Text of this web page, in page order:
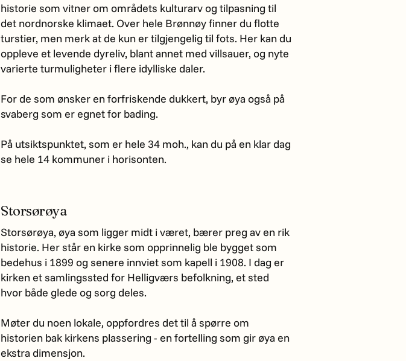
historie som vitner om områdets kulturarv og tilpasning til
det nordnorske klimaet. Over hele Brønnøy finner du flotte
turstier, men merk at de kun er tilgjengelig til fots. Her kan du
oppleve et levende dyreliv, blant annet med villsauer, og nyte
varierte turmuligheter i flere idylliske daler.
For de som ønsker en forfriskende dukkert, byr øya også på
svaberg som er egnet for bading.
På utsiktspunktet, som er hele 34 moh., kan du på en klar dag
se hele 14 kommuner i horisonten.
Storsørøya
Storsørøya, øya som ligger midt i været, bærer preg av en rik
historie. Her står en kirke som opprinnelig ble bygget som
bedehus i 1899 og senere innviet som kapell i 1908. I dag er
kirken et samlingssted for Helligværs befolkning, et sted
hvor både glede og sorg deles.
Møter du noen lokale, oppfordres det til å spørre om
historien bak kirkens plassering - en fortelling som gir øya en
ekstra dimensjon.